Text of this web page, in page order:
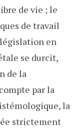
de vie ; le
de travail
en
se durcit,
de la
par la
la
strictement